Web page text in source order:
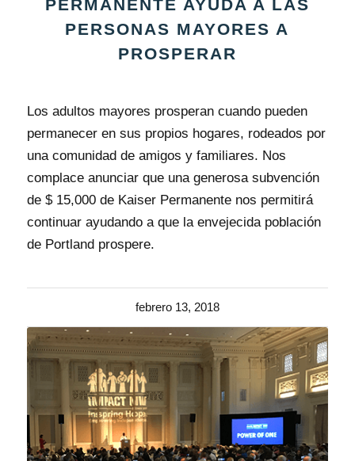
PERMANENTE AYUDA A LAS
PERSONAS MAYORES A
PROSPERAR
Los adultos mayores prosperan cuando pueden
permanecer en sus propios hogares, rodeados por
una comunidad de amigos y familiares. Nos
complace anunciar que una generosa subvención
de $ 15,000 de Kaiser Permanente nos permitirá
continuar ayudando a que la envejecida población
de Portland prospere.
febrero 13, 2018